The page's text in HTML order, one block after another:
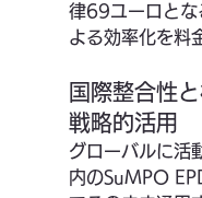
律69ユーロとな
よる効率化を料
国際整合性
戦略的活用
グローバルに活
内のSuMPO